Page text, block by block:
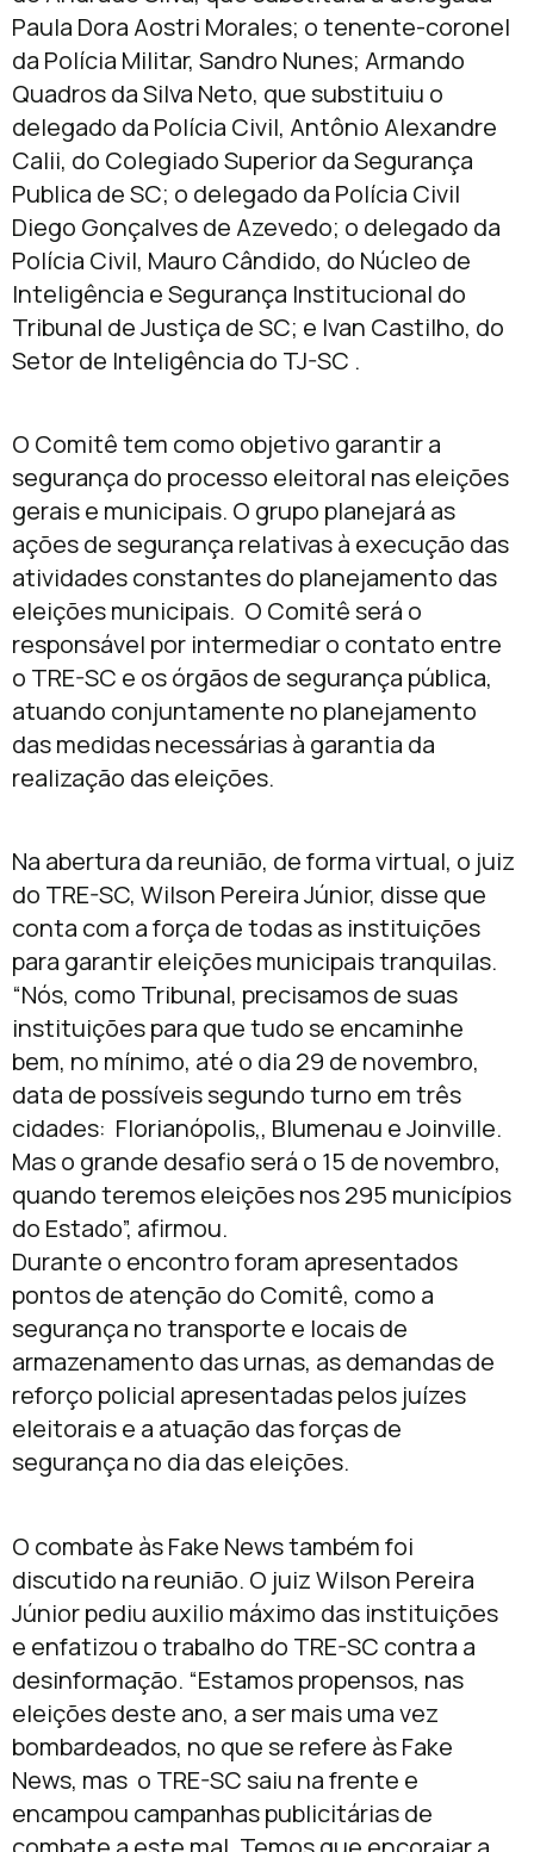
Paula Dora Aostri Morales; o tenente-coronel
da Polícia Militar, Sandro Nunes; Armando
Quadros da Silva Neto, que substituiu o
delegado da Polícia Civil, Antônio Alexandre
Calii, do Colegiado Superior da Segurança
Publica de SC; o delegado da Polícia Civil
Diego Gonçalves de Azevedo; o delegado da
Polícia Civil, Mauro Cândido, do Núcleo de
Inteligência e Segurança Institucional do
Tribunal de Justiça de SC; e Ivan Castilho, do
Setor de Inteligência do TJ-SC .
O Comitê tem como objetivo garantir a
segurança do processo eleitoral nas eleições
gerais e municipais. O grupo planejará as
ações de segurança relativas à execução das
atividades constantes do planejamento das
eleições municipais. O Comitê será o
responsável por intermediar o contato entre
o TRE-SC e os órgãos de segurança pública,
atuando conjuntamente no planejamento
das medidas necessárias à garantia da
realização das eleições.
Na abertura da reunião, de forma virtual, o juiz
do TRE-SC, Wilson Pereira Júnior, disse que
conta com a força de todas as instituições
para garantir eleições municipais tranquilas.
“Nós, como Tribunal, precisamos de suas
instituições para que tudo se encaminhe
bem, no mínimo, até o dia 29 de novembro,
data de possíveis segundo turno em três
cidades: Florianópolis,, Blumenau e Joinville.
Mas o grande desafio será o 15 de novembro,
quando teremos eleições nos 295 municípios
do Estado”, afirmou.
Durante o encontro foram apresentados
pontos de atenção do Comitê, como a
segurança no transporte e locais de
armazenamento das urnas, as demandas de
reforço policial apresentadas pelos juízes
eleitorais e a atuação das forças de
segurança no dia das eleições.
O combate às Fake News também foi
discutido na reunião. O juiz Wilson Pereira
Júnior pediu auxilio máximo das instituições
e enfatizou o trabalho do TRE-SC contra a
desinformação. “Estamos propensos, nas
eleições deste ano, a ser mais uma vez
bombardeados, no que se refere às Fake
News, mas o TRE-SC saiu na frente e
encampou campanhas publicitárias de